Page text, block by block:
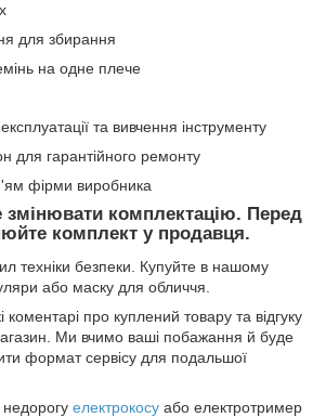
для збирання
на одне плече
та вивчення інструменту
для гарантійного ремонту
фірми виробника
комплектацію. Перед
комплект у продавця.
техніки безпеки. Купуйте в нашому
або маску для обличчя.
про куплений товару та відгуку
Ми вчимо ваші побажання й буде
формат сервісу для подальшої
електрокосу або електротример